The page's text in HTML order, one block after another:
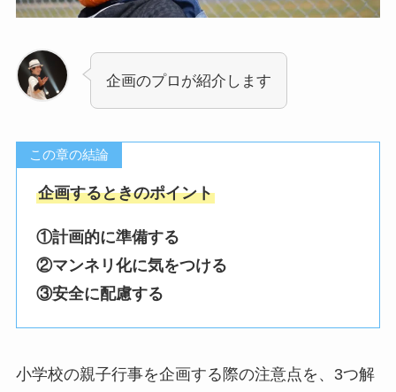
企画のプロが紹介します
この章の結論
企画するときのポイント
①計画的に準備する
②マンネリ化に気をつける
③安全に配慮する
小学校の親子行事を企画する際の注意点を、3つ解